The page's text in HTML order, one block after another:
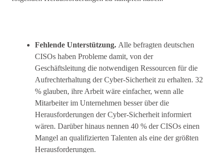
Fehlende Unterstützung. Alle befragten deutschen
CISOs haben Probleme damit, von der
Geschäftsleitung die notwendigen Ressourcen für die
Aufrechterhaltung der Cyber-Sicherheit zu erhalten. 32
% glauben, ihre Arbeit wäre einfacher, wenn alle
Mitarbeiter im Unternehmen besser über die
Herausforderungen der Cyber-Sicherheit informiert
wären. Darüber hinaus nennen 40 % der CISOs einen
Mangel an qualifizierten Talenten als eine der größten
Herausforderungen.